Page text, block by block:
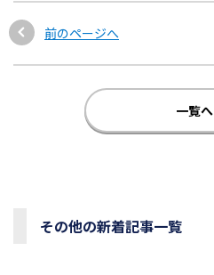
前のページへ
一覧へ
その他の新着記事一覧